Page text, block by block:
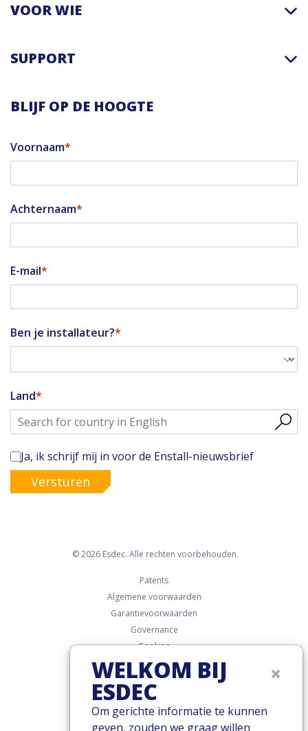
VOOR WIE
SUPPORT
BLIJF OP DE HOOGTE
Voornaam
Achternaam
E-mail
Ben je installateur?
Land
Ja, ik schrijf mij in voor de Enstall-nieuwsbrief
Versturen
© 2026 Esdec. Alle rechten voorbehouden
Patents
Algemene voorwaarden
Garantievoorwaarden
Governance
Cookies
Privacy policy
×
WELKOM BIJ
ESDEC
Om gerichte informatie te kunnen
geven, zouden we graag willen